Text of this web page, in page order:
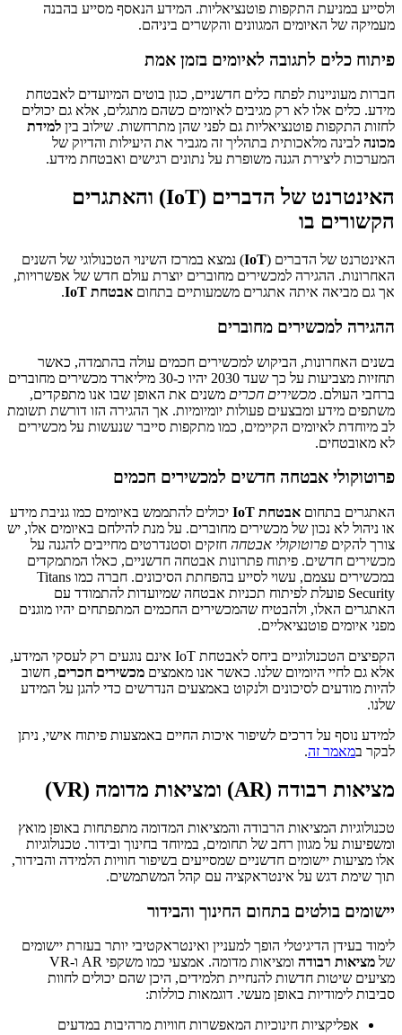
ולסייע במניעת התקפות פוטנציאליות. המידע הנאסף מסייע בהבנה
מעמיקה של האיומים המגוונים והקשרים ביניהם.
פיתוח כלים לתגובה לאיומים בזמן אמת
חברות מעוניינות לפתח כלים חדשניים, כגון בוטים המיועדים לאבטחת
מידע. כלים אלו לא רק מגיבים לאיומים כשהם מתגלים, אלא גם יכולים
לחזות התקפות פוטנציאליות גם לפני שהן מתרחשות. שילוב בין למידת
מכונה לבינה מלאכותית בתהליך זה מגביר את היעילות והדיוק של
המערכות ליצירת הגנה משופרת על נתונים רגישים ואבטחת מידע.
האינטרנט של הדברים (IoT) והאתגרים
הקשורים בו
האינטרנט של הדברים (IoT) נמצא במרכז השינוי הטכנולוגי של השנים
האחרונות. ההגירה למכשירים מחוברים יוצרת עולם חדש של אפשרויות,
אך גם מביאה איתה אתגרים משמעותיים בתחום אבטחת IoT .
ההגירה למכשירים מחוברים
בשנים האחרונות, הביקוש למכשירים חכמים עולה בהתמדה, כאשר
תחזיות מצביעות על כך שעד 2030 יהיו כ-30 מיליארד מכשירים מחוברים
ברחבי העולם. מכשירים חכרים משנים את האופן שבו אנו מתפקדים,
משתפים מידע ומבצעים פעולות יומיומיות. אך ההגירה הזו דורשת תשומת
לב מיוחדת לאיומים הקיימים, כמו מתקפות סייבר שנעשות על מכשירים
לא מאובטחים.
פרוטוקולי אבטחה חדשים למכשירים חכמים
האתגרים בתחום אבטחת IoT
יכולים להתממש באיומים כמו גניבת מידע
או ניהול לא נכון של מכשירים מחוברים. על מנת להילחם באיומים אלו, יש
צורך להקים פרוטוקולי אבטחה חזקים וסטנדרטים מחייבים להגנה על
מכשירים חדשים. פיתוח פתרונות אבטחה חדשניים, כאלו המתמקדים
במכשירים עצמם, עשוי לסייע בהפחתת הסיכונים. חברה כמו Titans
Security פועלת לפיתוח תכניות אבטחה שמיועדות להתמודד עם
האתגרים האלו, ולהבטיח שהמכשירים החכמים המתפתחים יהיו מוגנים
מפני איומים פוטנציאליים.
הקפיצים הטכנולוגיים ביחס לאבטחת IoT אינם נוגעים רק לעסקי המידע,
אלא גם לחיי היומיום שלנו. כאשר אנו מאמצים מכשירים חכרים, חשוב
להיות מודעים לסיכונים ולנקוט באמצעים הנדרשים כדי להגן על המידע
שלנו.
למידע נוסף על דרכים לשיפור איכות החיים באמצעות פיתוח אישי, ניתן
לבקר במאמר זה.
מציאות רבודה (AR) ומציאות מדומה (VR)
טכנולוגיות המציאות הרבודה והמציאות המדומה מתפתחות באופן מואץ
ומשפיעות על מגוון רחב של תחומים, במיוחד בחינוך ובידור. טכנולוגיות
אלו מציעות יישומים חדשניים שמסייעים בשיפור חוויות הלמידה והבידור,
תוך שימת דגש על אינטראקציה עם קהל המשתמשים.
יישומים בולטים בתחום החינוך והבידור
לימוד בעידן הדיגיטלי הופך למעניין ואינטראקטיבי יותר בעזרת יישומים
של מציאות רבודה
ומציאות מדומה. אמצעי כמו משקפי AR ו-VR
מציעים שיטות חדשות להנחיית תלמידים, היכן שהם יכולים לחוות
סביבות לימודיות באופן מעשי. דוגמאות כוללות:
אפליקציות חינוכיות המאפשרות חוויות מרהיבות במדעים